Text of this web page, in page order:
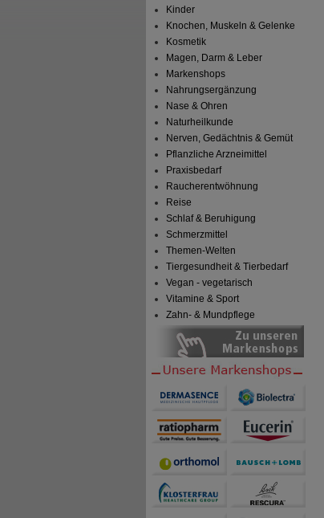
Kinder
Knochen, Muskeln & Gelenke
Kosmetik
Magen, Darm & Leber
Markenshops
Nahrungsergänzung
Nase & Ohren
Naturheilkunde
Nerven, Gedächtnis & Gemüt
Pflanzliche Arzneimittel
Praxisbedarf
Raucherentwöhnung
Reise
Schlaf & Beruhigung
Schmerzmittel
Themen-Welten
Tiergesundheit & Tierbedarf
Vegan - vegetarisch
Vitamine & Sport
Zahn- & Mundpflege